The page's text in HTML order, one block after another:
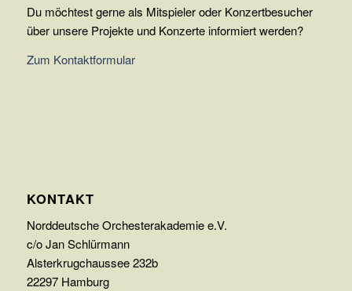
Du möchtest gerne als Mitspieler oder Konzertbesucher
über unsere Projekte und Konzerte informiert werden?
Zum Kontaktformular
KONTAKT
Norddeutsche Orchesterakademie e.V.
c/o Jan Schlürmann
Alsterkrugchaussee 232b
22297 Hamburg